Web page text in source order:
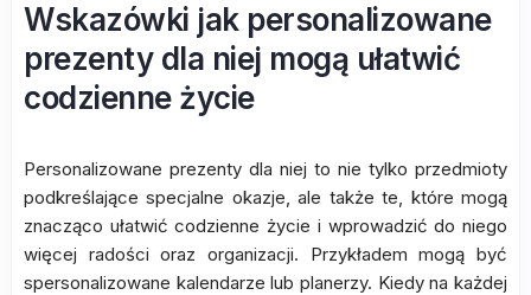
Wskazówki jak personalizowane
prezenty dla niej mogą ułatwić
codzienne życie
Personalizowane prezenty dla niej to nie tylko przedmioty
podkreślające specjalne okazje, ale także te, które mogą
znacząco ułatwić codzienne życie i wprowadzić do niego
więcej radości oraz organizacji. Przykładem mogą być
spersonalizowane kalendarze lub planerzy. Kiedy na każdej